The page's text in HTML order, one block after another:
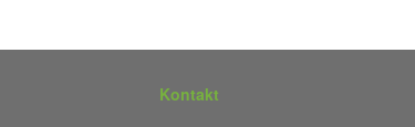
Kontakt